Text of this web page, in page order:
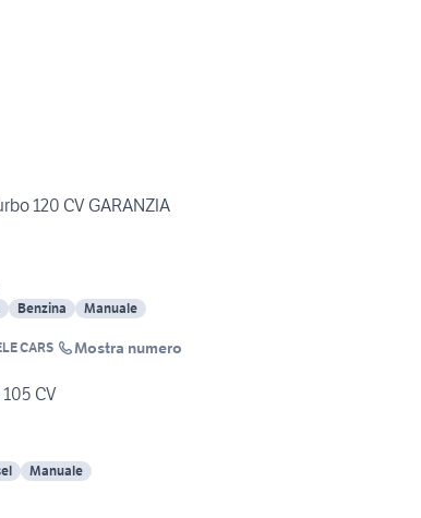
120 CV GARANZIA
Benzina
Manuale
CARS Mostra numero
CV
Manuale